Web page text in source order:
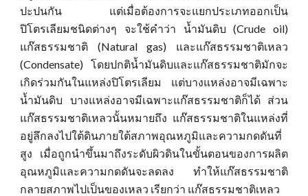
ปะปนกัน แต่เมื่อต้องการจะแยกประเภทออกเป็น
ปิโตรเลียมชนิดต่างๆ จะใช้คำว่า น้ำมันดิบ (Crude oil)
แก๊สธรรมชาติ (Natural gas) และแก๊สธรรมชาติเหลว
(Condensate) โดยปกติน้ำมันดิบและแก๊สธรรมชาติมักจะ
เกิดร่วมกันในแหล่งปิโตรเลียม แต่บางแหล่งอาจมีเฉพาะ
น้ำมันดิบ บางแหล่งอาจมีเฉพาะแก๊สธรรมชาติก็ได้ ส่วน
แก๊สธรรมชาติเหลวนั้นหมายถึง แก๊สธรรมชาติในแหล่งที่
อยู่ลึกลงไปใต้ดินภายใต้สภาพอุณหภูมิและความกดดันที่
สูง เมื่อถูกนำขึ้นมาถึงระดับผิวดินในขั้นตอนของการผลิต
อุณหภูมิและความกดดันจะลดลง ทำให้แก๊สธรรมชาติ
กลายสภาพไปเป็นของเหลว เรียกว่า แก๊สธรรมชาติเหลว